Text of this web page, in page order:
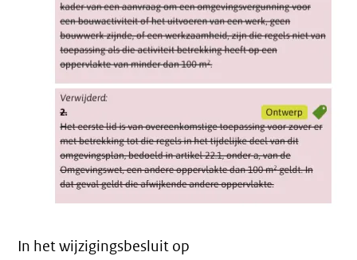
In het wijzigingsbesluit op